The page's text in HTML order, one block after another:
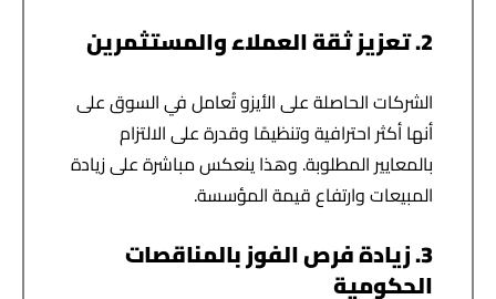
2. تعزيز ثقة العملاء والمستثمرين
الشركات الحاصلة على الأيزو تُعامل في السوق على
أنها أكثر احترافية وتنظيمًا وقدرة على الالتزام
بالمعايير المطلوبة. وهذا ينعكس مباشرة على زيادة
المبيعات وارتفاع قيمة المؤسسة.
3. زيادة فرص الفوز بالمناقصات
الحكومية